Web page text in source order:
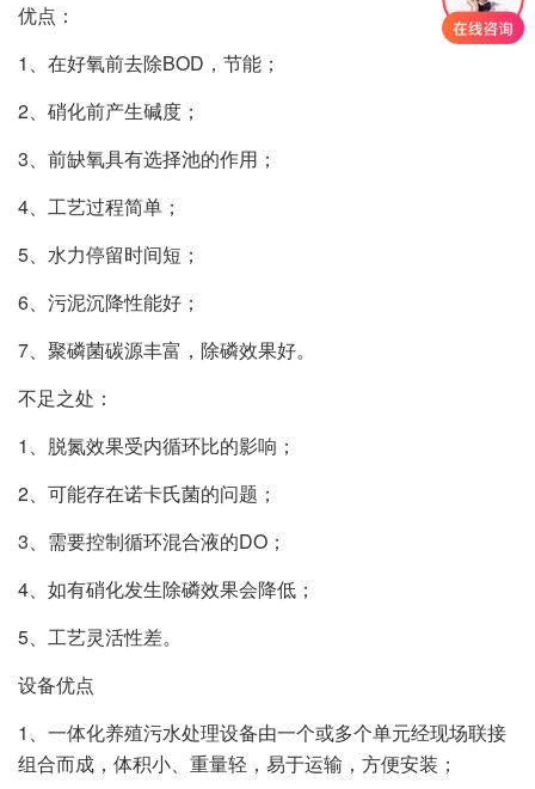
优点：
1、在好氧前去除BOD，节能；
2、硝化前产生碱度；
3、前缺氧具有选择池的作用；
4、工艺过程简单；
5、水力停留时间短；
6、污泥沉降性能好；
7、聚磷菌碳源丰富，除磷效果好。
不足之处：
1、脱氮效果受内循环比的影响；
2、可能存在诺卡氏菌的问题；
3、需要控制循环混合液的DO；
4、如有硝化发生除磷效果会降低；
5、工艺灵活性差。
设备优点
1、一体化养殖污水处理设备由一个或多个单元经现场联接
组合而成，体积小、重量轻，易于运输，方便安装；